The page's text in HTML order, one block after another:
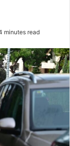
minutes read